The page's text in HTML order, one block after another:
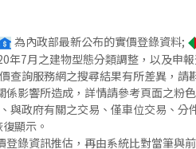
為內政部最新公布的實價登錄資料;
年7月之建物型態分類調整，以及申
查詢服務網之搜尋結果有所差異，請
影響所造成，詳情請參考頁面之粉
與政府有關之交易、僅車位交易、
顯示。
錄資訊推估，再由系統比對當筆